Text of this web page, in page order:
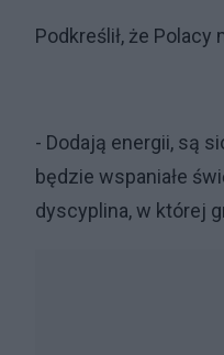
Podkreślił, że
- Dodają energii, są
będzie wspaniałe
dyscyplina, w której